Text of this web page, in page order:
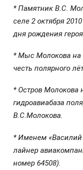
* Памятник В.С.
селе 2 октября
дня рождения
* Мыс Молокова на
честь полярного
* Остров Молокова
гидроавиабаза
В.С.Молокова.
* Именем «Василий
лайнер
номер 64508).